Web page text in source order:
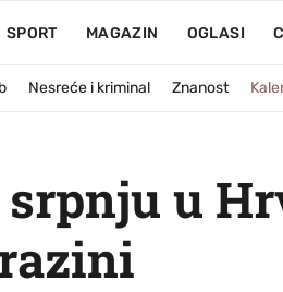
SPORT MAGAZIN OGLASI
Nesreće i kriminal Znanost
u